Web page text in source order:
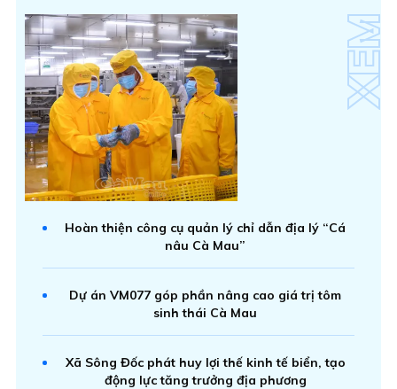
Hoàn thiện công cụ quản lý chỉ dẫn địa lý “Cá
nâu Cà Mau”
Dự án VM077 góp phần nâng cao giá trị tôm
sinh thái Cà Mau
Xã Sông Đốc phát huy lợi thế kinh tế biển, tạo
động lực tăng trưởng địa phương